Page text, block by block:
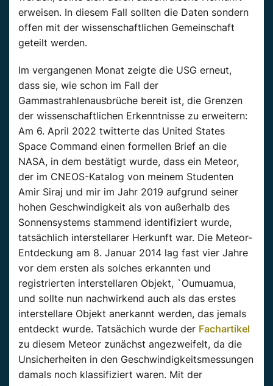
erweisen. In diesem Fall sollten die Daten sondern
offen mit der wissenschaftlichen Gemeinschaft
geteilt werden.
Im vergangenen Monat zeigte die USG erneut,
dass sie, wie schon im Fall der
Gammastrahlenausbrüche bereit ist, die Grenzen
der wissenschaftlichen Erkenntnisse zu erweitern:
Am 6. April 2022 twitterte das United States
Space Command einen formellen Brief an die
NASA, in dem bestätigt wurde, dass ein Meteor,
der im CNEOS-Katalog von meinem Studenten
Amir Siraj und mir im Jahr 2019 aufgrund seiner
hohen Geschwindigkeit als von außerhalb des
Sonnensystems stammend identifiziert wurde,
tatsächlich interstellarer Herkunft war. Die Meteor-
Entdeckung am 8. Januar 2014 lag fast vier Jahre
vor dem ersten als solches erkannten und
registrierten interstellaren Objekt, `Oumuamua,
und sollte nun nachwirkend auch als das erstes
interstellare Objekt anerkannt werden, das jemals
entdeckt wurde. Tatsächich wurde der Fachartikel
zu diesem Meteor zunächst angezweifelt, da die
Unsicherheiten in den Geschwindigkeitsmessungen
damals noch klassifiziert waren. Mit der